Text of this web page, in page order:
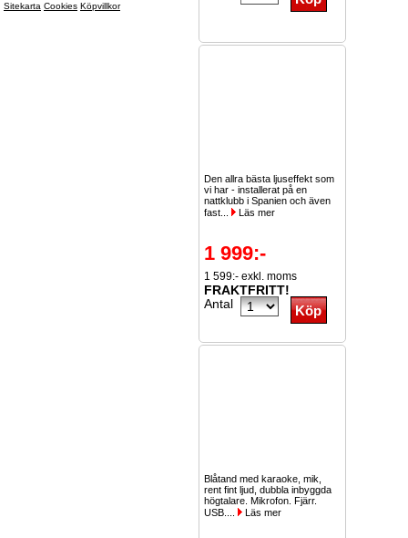
Sitekarta Cookies Köpvillkor
Den allra bästa ljuseffekt som
vi har - installerat på en
nattklubb i Spanien och även
fast...
Läs mer
1 999:-
1 599:- exkl. moms
FRAKTFRITT!
Antal
Blåtand med karaoke, mik,
rent fint ljud, dubbla inbyggda
högtalare. Mikrofon. Fjärr.
USB....
Läs mer